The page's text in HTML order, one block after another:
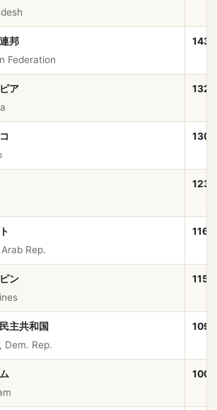
邦
Federation
ア
Rep.
ン
主共和国
Dem. Rep.